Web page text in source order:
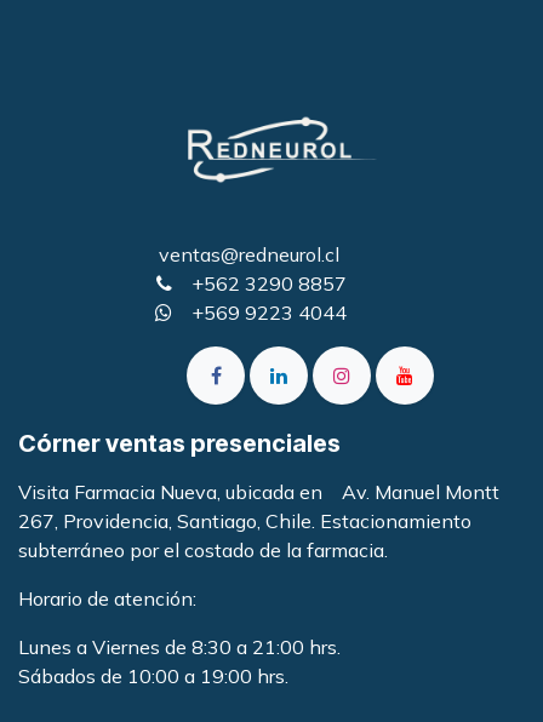
ventas@redneurol.cl
+562 3290 8857
+569 9223 4044
Córner ventas presenciales
Visita Farmacia Nueva, ubicada en Av. Manuel Montt
267, Providencia, Santiago, Chile. Estacionamiento
subterráneo por el costado de la farmacia
Horario de atención:
Lunes a Viernes de 8:30 a 21:00 hrs.
Sábados de 10:00 a 19:00 hrs.